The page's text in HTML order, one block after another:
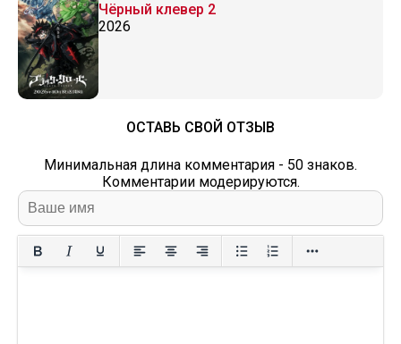
Чёрный клевер 2
2026
ОСТАВЬ СВОЙ ОТЗЫВ
Минимальная длина комментария - 50 знаков.
Комментарии модерируются.